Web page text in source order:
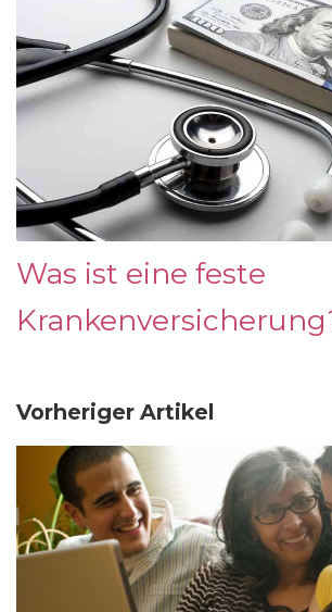
Was ist eine feste
Vorheriger Artikel